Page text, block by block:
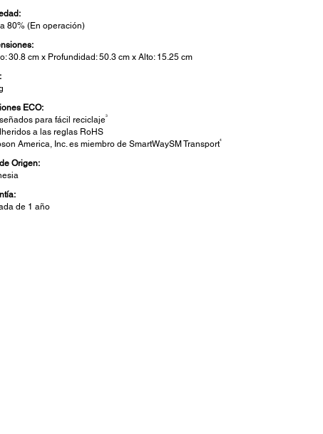
80% (En operación)
30.8 cm x Profundidad: 50.3 cm x Alto: 15.25 cm
ECO:
para fácil reciclaje3
a las reglas RoHS
America, Inc. es miembro de SmartWaySM Transport4
Origen:
de 1 año